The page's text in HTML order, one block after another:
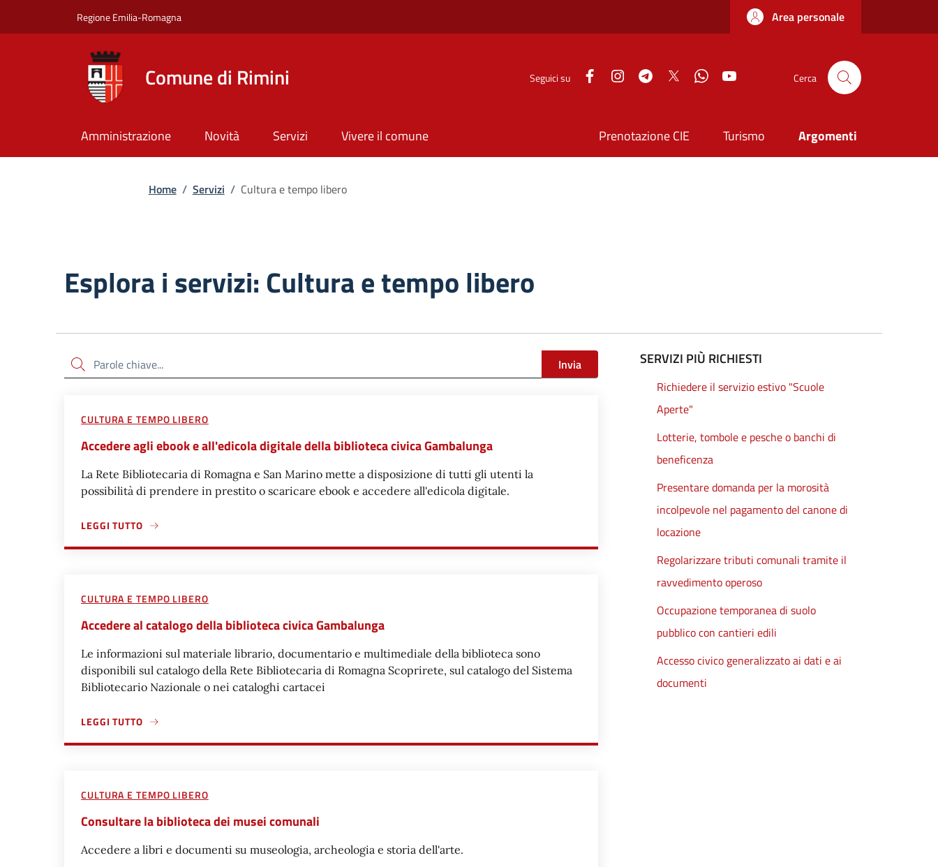
Regione Emilia-Romagna Area personale
Comune di Rimini Seguici su FacebookInstagramTelegramTwitter WhatsApp Cerca
Amministrazione Novità Servizi Vivere il comune Prenotazione CIE Turismo Argomenti
Briciole di pane
Home / Servizi / Cultura e tempo libero
Esplora i servizi: Cultura e tempo libero
Cerca Invia
CULTURA E TEMPO LIBERO
Accedere agli ebook e all'edicola digitale della biblioteca civica Gambalunga
La Rete Bibliotecaria di Romagna e San Marino mette a disposizione di tutti gli utenti la
possibilità di prendere in prestito o scaricare ebook e accedere all'edicola digitale.
LEGGI TUTTO
A PROPOSITO DI ACCEDERE AGLI EBOOK E ALL'EDICOLA DIGITALE DELLA BIBLIOTECA CIVICA GAMBALUNGA
CULTURA E TEMPO LIBERO
Accedere al catalogo della biblioteca civica Gambalunga
Le informazioni sul materiale librario, documentario e multimediale della biblioteca sono
disponibili sul catalogo della Rete Bibliotecaria di Romagna Scoprirete, sul catalogo del Sistema
Bibliotecario Nazionale o nei cataloghi cartacei
LEGGI TUTTO
A PROPOSITO DI ACCEDERE AL CATALOGO DELLA BIBLIOTECA CIVICA GAMBALUNGA
CULTURA E TEMPO LIBERO
Consultare la biblioteca dei musei comunali
Accedere a libri e documenti su museologia, archeologia e storia dell'arte.
SERVIZI PIÙ RICHIESTI
Richiedere il servizio estivo "Scuole
Aperte"
Lotterie, tombole e pesche o banchi di
beneficenza
Presentare domanda per la morosità
incolpevole nel pagamento del canone di
locazione
Regolarizzare tributi comunali tramite il
ravvedimento operoso
Occupazione temporanea di suolo
pubblico con cantieri edili
Accesso civico generalizzato ai dati e ai
documenti